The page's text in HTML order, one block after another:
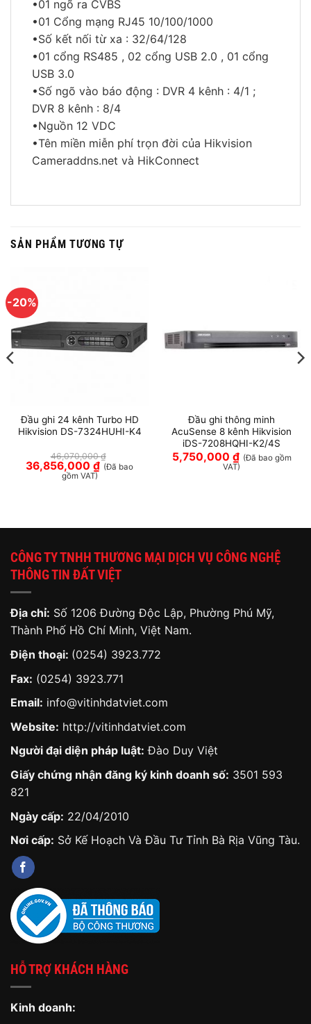
•01 ngõ ra CVBS
•01 Cổng mạng RJ45 10/100/1000
•Số kết nối từ xa : 32/64/128
•01 cổng RS485 , 02 cổng USB 2.0 , 01 cổng
USB 3.0
•Số ngõ vào báo động : DVR 4 kênh : 4/1 ;
DVR 8 kênh : 8/4
•Nguồn 12 VDC
•Tên miền miễn phí trọn đời của Hikvision
Cameraddns.net và HikConnect
SẢN PHẨM TƯƠNG TỰ
-20%
Đầu ghi 24 kênh Turbo HD
Hikvision DS-7324HUHI-K4
46,070,000₫
Giá
gốc
36,856,000 ₫Giá
hiện
(Đã bao
gồm VAT)
Đầu ghi thông minh
AcuSense 8 kênh Hikvision
iDS-7208HQHI-K2/4S
5,750,000 ₫ (Đã bao gồm
VAT)
CÔNG TY TNHH THƯƠNG MẠI DỊCH VỤ CÔNG NGHỆ
THÔNG TIN ĐẤT VIỆT
Địa chỉ: Số 1206 Đường Độc Lập, Phường Phú Mỹ,
Thành Phố Hồ Chí Minh, Việt Nam.
Điện thoại: (0254) 3923.772
Fax: (0254) 3923.771
Email: info@vitinhdatviet.com
Website: http://vitinhdatviet.com
Người đại diện pháp luật: Đào Duy Việt
Giấy chứng nhận đăng ký kinh doanh số: 3501 593
821
Ngày cấp: 22/04/2010
Nơi cấp: Sở Kế Hoạch Và Đầu Tư Tỉnh Bà Rịa Vũng Tàu.
HỖ TRỢ KHÁCH HÀNG
Kinh doanh: